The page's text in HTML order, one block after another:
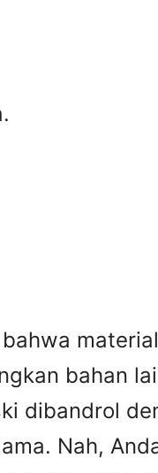
bahan
dibandrol
Nah,